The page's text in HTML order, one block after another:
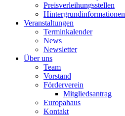
Preisverleihungsstellen
Hintergrundinformationen
Veranstaltungen
Terminkalender
News
Newsletter
Über uns
Team
Vorstand
Förderverein
Mitgliedsantrag
Europahaus
Kontakt